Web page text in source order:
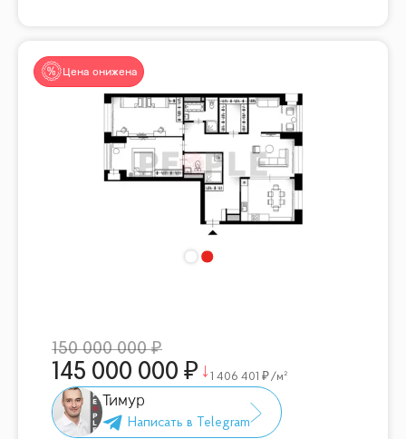
Цена снижена
150 000 000
145 000 000 1 406 401 /м²
Тимур